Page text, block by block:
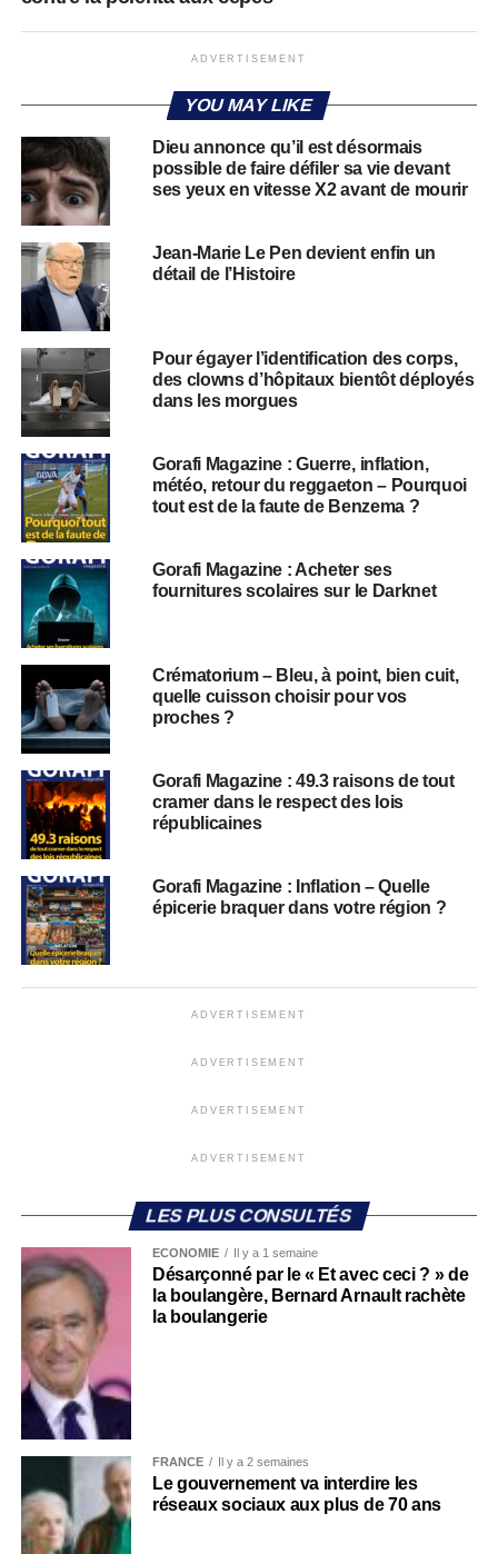
ADVERTISEMENT
YOU MAY LIKE
Dieu annonce qu’il est désormais
possible de faire défiler sa vie devant
ses yeux en vitesse X2 avant de mourir
Jean-Marie Le Pen devient enfin un
détail de l’Histoire
Pour égayer l’identification des corps,
des clowns d’hôpitaux bientôt déployés
dans les morgues
Gorafi Magazine : Guerre, inflation,
météo, retour du reggaeton – Pourquoi
tout est de la faute de Benzema ?
Gorafi Magazine : Acheter ses
fournitures scolaires sur le Darknet
Crématorium – Bleu, à point, bien cuit,
quelle cuisson choisir pour vos
proches ?
Gorafi Magazine : 49.3 raisons de tout
cramer dans le respect des lois
républicaines
Gorafi Magazine : Inflation – Quelle
épicerie braquer dans votre région ?
ADVERTISEMENT
ADVERTISEMENT
ADVERTISEMENT
ADVERTISEMENT
LES PLUS CONSULTÉS
ECONOMIE Il y a 1 semaine
Désarçonné par le « Et avec ceci ? » de
la boulangère, Bernard Arnault rachète
la boulangerie
FRANCE Il y a 2 semaines
Le gouvernement va interdire les
réseaux sociaux aux plus de 70 ans